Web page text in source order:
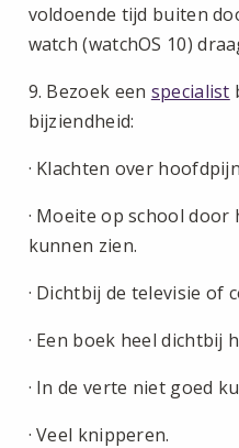
voldoende tijd buiten
watch (watchOS 10)
9. Bezoek een specialist
bijziendheid:
· Klachten over
· Moeite op school
kunnen zien.
· Dichtbij de televisie of
· Een boek heel dichtbij
· In de verte niet goed
· Veel knipperen.